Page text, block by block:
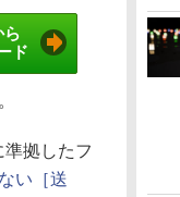
ら
ド
拠したフ
い［送